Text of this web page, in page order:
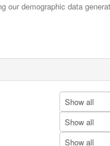
our demographic data
Show all
Show all
Show all